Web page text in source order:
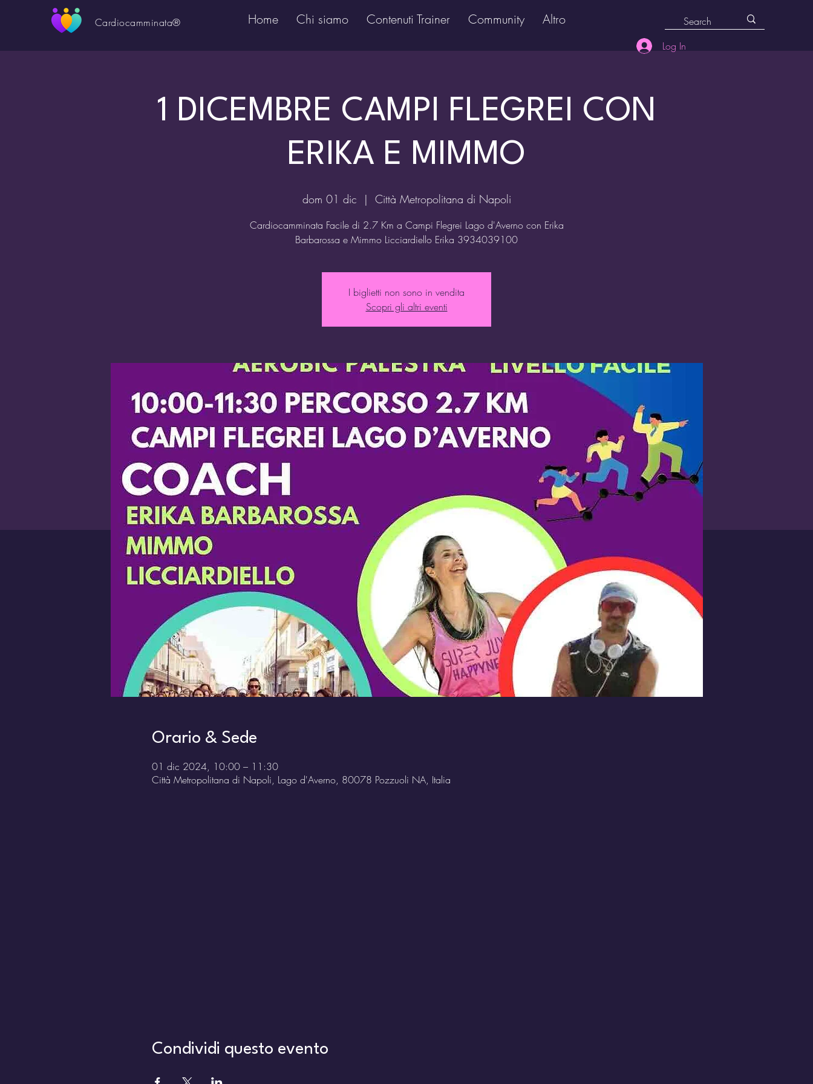
Cardiocamminata® Home Chi siamo Contenuti Trainer Community Altro
Log In
1 DICEMBRE CAMPI FLEGREI CON
ERIKA E MIMMO
dom 01 dic
  |
Città Metropolitana di Napoli
Cardiocamminata Facile di 2.7 Km a Campi Flegrei Lago d'Averno con Erika
Barbarossa e Mimmo Licciardiello Erika 3934039100
I biglietti non sono in vendita
Scopri gli altri eventi
Orario & Sede
01 dic 2024, 10:00 – 11:30
Città Metropolitana di Napoli, Lago d'Averno, 80078 Pozzuoli NA, Italia
Condividi questo evento